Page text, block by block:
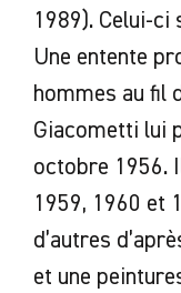
1989). Celui-ci
Une entente
hommes au fil
Giacometti lui
octobre 1956.
1959, 1960 et
d’autres
et une